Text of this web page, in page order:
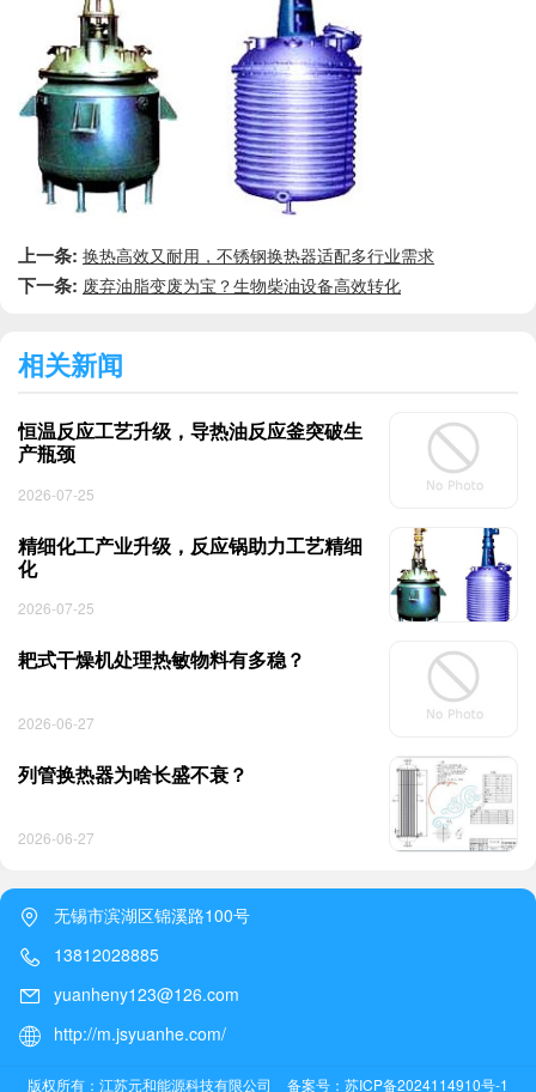
上一条: 换热高效又耐用，不锈钢换热器适配多行业需求
下一条: 废弃油脂变废为宝？生物柴油设备高效转化
相关新闻
恒温反应工艺升级，导热油反应釜突破生
产瓶颈
2026-07-25
精细化工产业升级，反应锅助力工艺精细
化
2026-07-25
耙式干燥机处理热敏物料有多稳？
2026-06-27
列管换热器为啥长盛不衰？
2026-06-27
无锡市滨湖区锦溪路100号
13812028885
yuanheny123@126.com
http://m.jsyuanhe.com/
版权所有：江苏元和能源科技有限公司 备案号：苏ICP备2024114910号-1